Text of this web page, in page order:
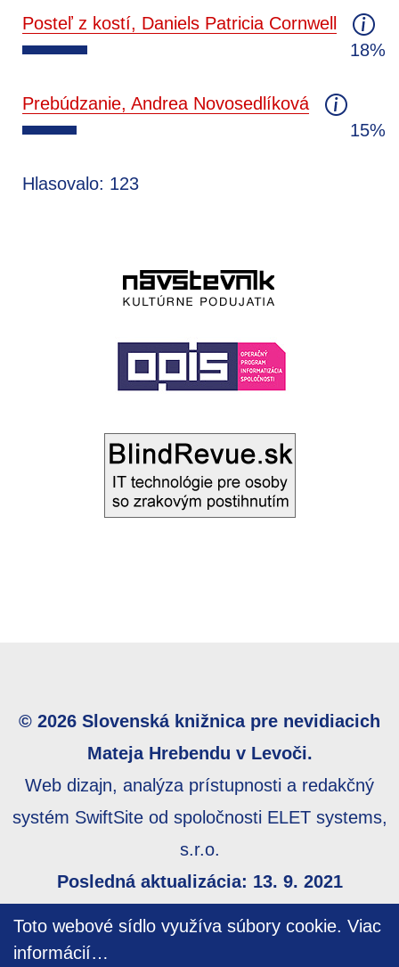
Toto webové sídlo využíva súbory cookie. Viac
informácií…
Posteľ z kostí, Daniels Patricia Cornwell
18%
Prebúdzanie, Andrea Novosedlíková
15%
Hlasovalo: 123
© 2026 Slovenská knižnica pre nevidiacich
Mateja Hrebendu v Levoči.
Web dizajn, analýza prístupnosti a redakčný
systém SwiftSite od spoločnosti ELET systems,
s.r.o.
Posledná aktualizácia: 13. 9. 2021
prístupnosti